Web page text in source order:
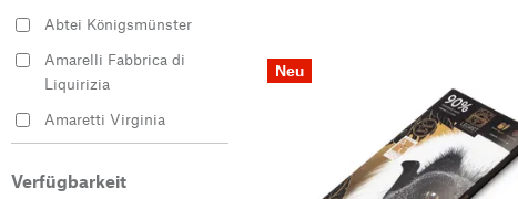
Abtei Königsmünster
Amarelli Fabbrica di
Liquirizia
Amaretti Virginia
Flavigny
Verfügbarkeit
Neu